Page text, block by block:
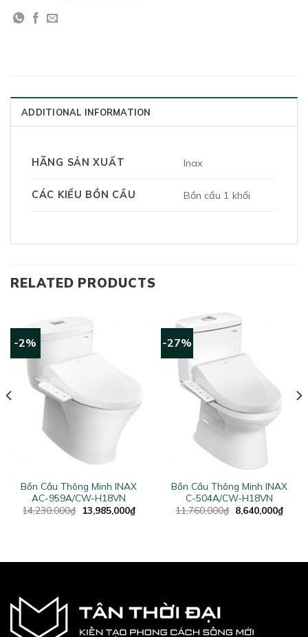
ADDITIONAL INFORMATION
HÃNG SẢN XUẤT Inax
CÁC KIỂU BỒN CẦU Bồn cầu 1 khối
RELATED PRODUCTS
-2%
Bồn Cầu Thông Minh INAX
AC-959A/CW-H18VN
14,230,000₫ Original
price
13,985,000₫Current
price
-27%
Bồn Cầu Thông Minh INAX
C-504A/CW-H18VN
11,760,000₫ Original
price
8,640,000₫
price